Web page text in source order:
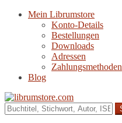
Navigation
Zum
Mein Librumstore
Konto-Details
Bestellungen
Downloads
Adressen
Zahlungsmethoden
Blog
Suche
nach: